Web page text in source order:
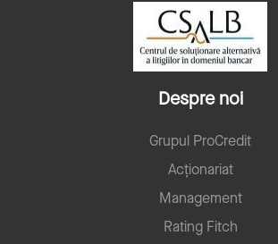
Despre noi
Grupul ProCredit
Acționariat
Management
Rating Fitch